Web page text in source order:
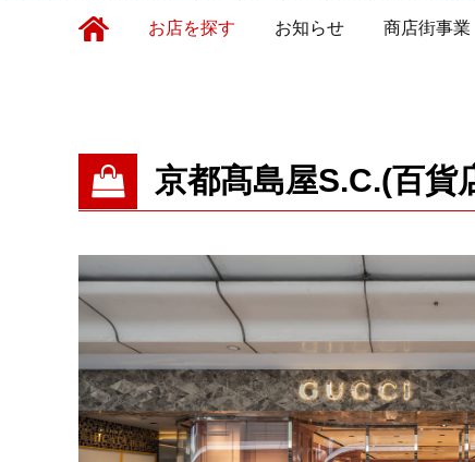
お店を探す お知らせ 商店街事業
京都髙島屋S.C.(百貨